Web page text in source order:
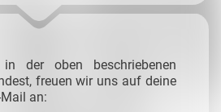
der oben beschriebenen
freuen wir uns auf deine
an: